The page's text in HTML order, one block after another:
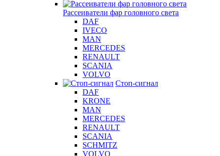
Рассеиватели фар головного света
DAF
IVECO
MAN
MERCEDES
RENAULT
SCANIA
VOLVO
Стоп-сигнал
DAF
KRONE
MAN
MERCEDES
RENAULT
SCANIA
SCHMITZ
VOLVO